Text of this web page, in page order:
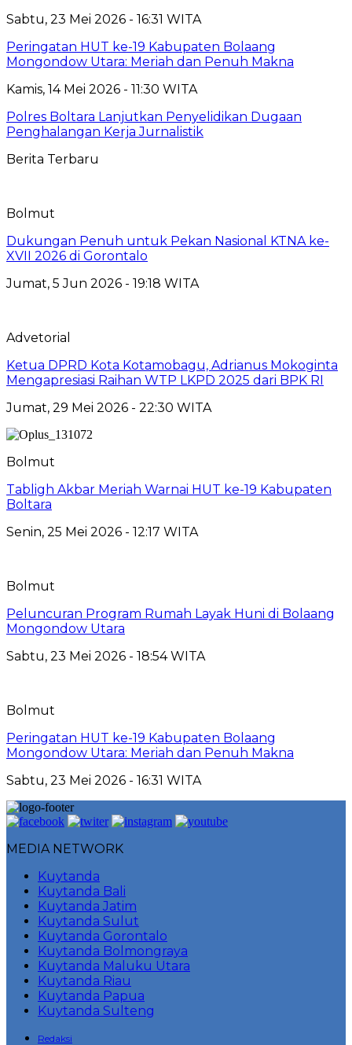
Sabtu, 23 Mei 2026 - 16:31 WITA
Peringatan HUT ke-19 Kabupaten Bolaang
Mongondow Utara: Meriah dan Penuh Makna
Kamis, 14 Mei 2026 - 11:30 WITA
Polres Boltara Lanjutkan Penyelidikan Dugaan
Penghalangan Kerja Jurnalistik
Berita Terbaru
Bolmut
Dukungan Penuh untuk Pekan Nasional KTNA ke-
XVII 2026 di Gorontalo
Jumat, 5 Jun 2026 - 19:18 WITA
Advetorial
Ketua DPRD Kota Kotamobagu, Adrianus Mokoginta
Mengapresiasi Raihan WTP LKPD 2025 dari BPK RI
Jumat, 29 Mei 2026 - 22:30 WITA
Bolmut
Tabligh Akbar Meriah Warnai HUT ke-19 Kabupaten
Boltara
Senin, 25 Mei 2026 - 12:17 WITA
Bolmut
Peluncuran Program Rumah Layak Huni di Bolaang
Mongondow Utara
Sabtu, 23 Mei 2026 - 18:54 WITA
Bolmut
Peringatan HUT ke-19 Kabupaten Bolaang
Mongondow Utara: Meriah dan Penuh Makna
Sabtu, 23 Mei 2026 - 16:31 WITA
MEDIA NETWORK
Kuytanda
Kuytanda Bali
Kuytanda Jatim
Kuytanda Sulut
Kuytanda Gorontalo
Kuytanda Bolmongraya
Kuytanda Maluku Utara
Kuytanda Riau
Kuytanda Papua
Kuytanda Sulteng
Redaksi